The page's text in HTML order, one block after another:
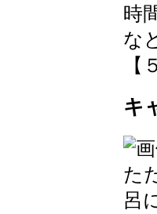
時
な
【
キ
た
呂